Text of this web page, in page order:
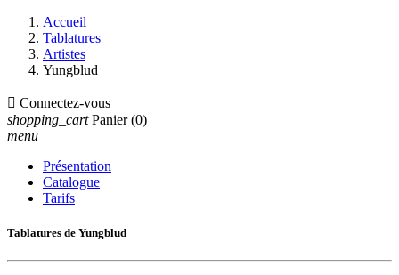
Accueil
Tablatures
Artistes
Yungblud
 Connectez-vous
shopping_cart Panier (0)
menu
Présentation
Catalogue
Tarifs
Tablatures de Yungblud